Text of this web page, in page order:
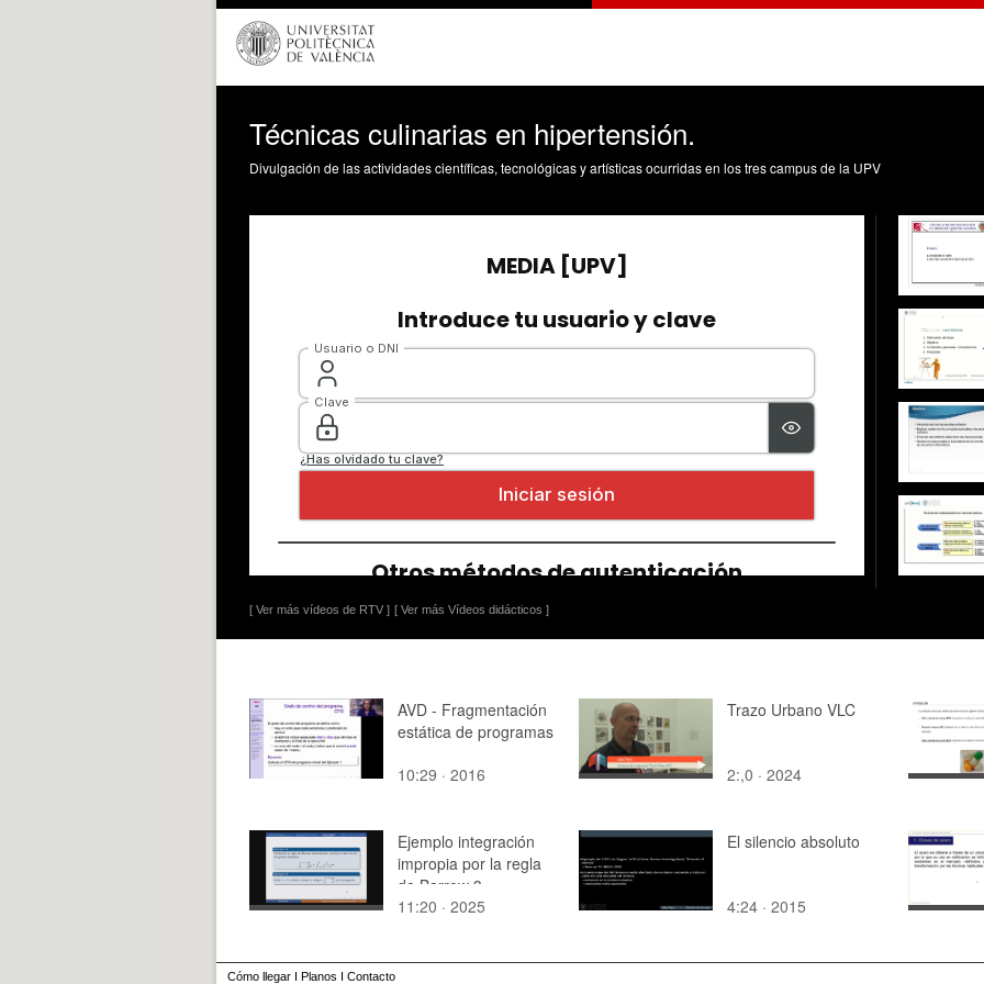
Técnicas culinarias en hipertensión.
Divulgación de las actividades científicas, tecnológicas y artísticas ocurridas en los tres campus de la UPV
[ Ver más vídeos de RTV ] [ Ver más Vídeos didácticos ]
AVD - Fragmentación
estática de programas
10:29 · 2016
Trazo Urbano VLC
2:,0 · 2024
Ejemplo integración
impropia por la regla
de Barrow 3
11:20 · 2025
El silencio absoluto
4:24 · 2015
Cómo llegar I Planos I Contacto